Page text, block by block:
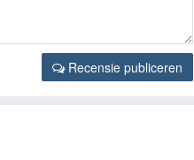
Recensie publiceren